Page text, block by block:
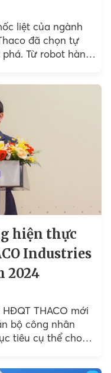
liệt của ngành
đã chọn tự
Từ robot hàn,
hiện thực
Industries
2024
THACO mới
bộ công nhân
tiêu cụ thể cho